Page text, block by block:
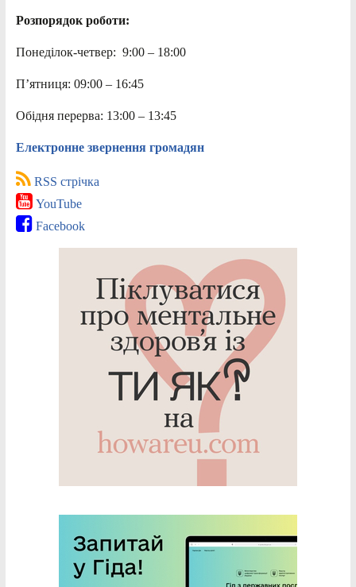
Розпорядок роботи:
Понеділок-четвер: 9:00 – 18:00
П’ятниця: 09:00 – 16:45
Обідня перерва: 13:00 – 13:45
Електронне звернення громадян
RSS стрічка
YouTube
Facebook